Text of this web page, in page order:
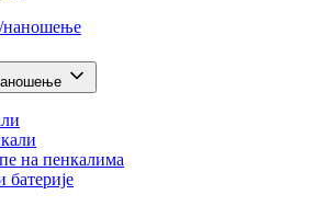
наношење
на пенкалима